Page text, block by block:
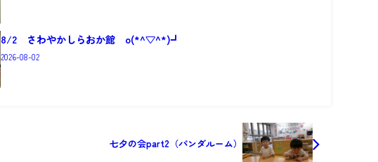
8/2 さわやかしらおか館 o(*^▽^*)┛
2026-08-02
七夕の会part2（パンダルーム）